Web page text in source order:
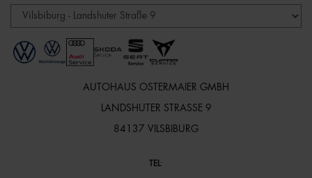
AUTOHAUS OSTERMAIER GMBH
LANDSHUTER STRASSE 9
84137 VILSBIBURG
TEL :